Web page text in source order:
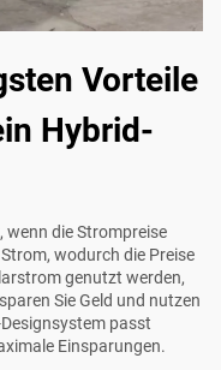
Vorteile
Hybrid-
wenn die Strompreise
wodurch die Preise
genutzt werden,
Sie Geld und nutzen
passt
Einsparungen.